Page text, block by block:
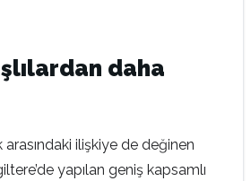
daha
arasındaki ilişkiye de değinen
yapılan geniş kapsamlı